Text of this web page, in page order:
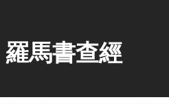
羅馬書查經